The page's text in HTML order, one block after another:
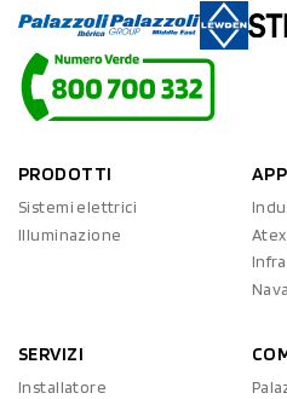
PRODOTTI
Sistemi elettrici
Illuminazione
Atex
SERVIZI
Installatore